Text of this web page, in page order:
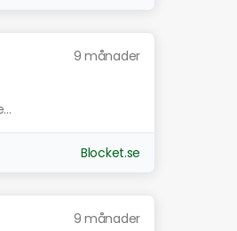
9 månader
Blocket.se
9 månader